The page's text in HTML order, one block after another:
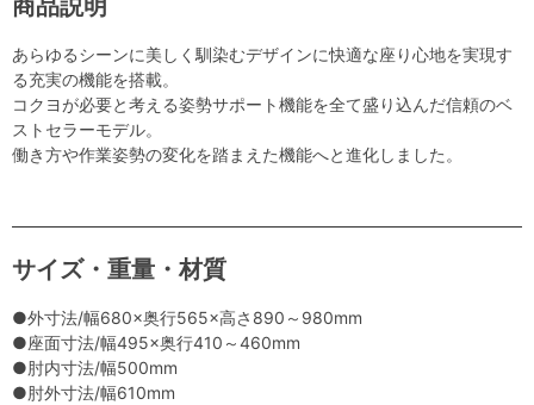
商品説明
あらゆるシーンに美しく馴染むデザインに快適な座り心地を実現す
る充実の機能を搭載。
コクヨが必要と考える姿勢サポート機能を全て盛り込んだ信頼のベ
ストセラーモデル。
働き方や作業姿勢の変化を踏まえた機能へと進化しました。
サイズ・重量・材質
●外寸法/幅680×奥行565×高さ890～980mm
●座面寸法/幅495×奥行410～460mm
●肘内寸法/幅500mm
●肘外寸法/幅610mm